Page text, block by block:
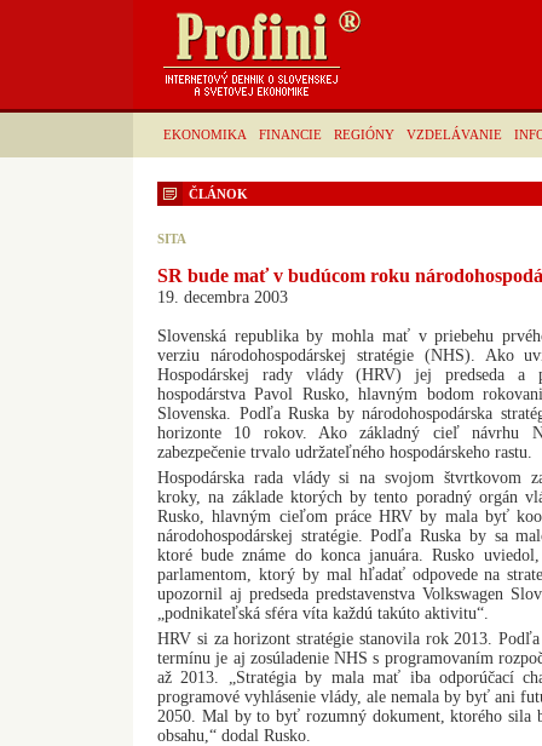
EKONOMIKA FINANCIE REGIÓNY VZDELÁVANIE
ČLÁNOK
SITA
SR bude mať v budúcom roku
19. decembra 2003
Slovenská republika by mohla mať v priebehu
verziu národohospodárskej stratégie (NHS). Ako
Hospodárskej rady vlády (HRV) jej predseda a
hospodárstva Pavol Rusko, hlavným bodom
Slovenska. Podľa Ruska by národohospodárska
horizonte 10 rokov. Ako základný cieľ návrhu
zabezpečenie trvalo udržateľného hospodárskeho rastu.
Hospodárska rada vlády si na svojom štvrtkovom
kroky, na základe ktorých by tento poradný orgán
Rusko, hlavným cieľom práce HRV by mala byť
národohospodárskej stratégie. Podľa Ruska by sa
ktoré bude známe do konca januára. Rusko
parlamentom, ktorý by mal hľadať odpovede na
upozornil aj predseda predstavenstva Volkswagen
„podnikateľská sféra víta každú takúto aktivitu“.
HRV si za horizont stratégie stanovila rok 2013.
termínu je aj zosúladenie NHS s programovaním
až 2013. „Stratégia by mala mať iba odporúčací
programové vyhlásenie vlády, ale nemala by byť ani
2050. Mal by to byť rozumný dokument, ktorého sila
obsahu,“ dodal Rusko.